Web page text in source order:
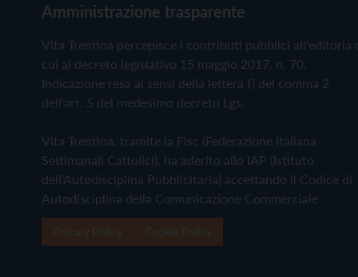
Amministrazione trasparente
Vita Trentina percepisce i contributi pubblici all'editoria
cui al decreto legislativo 15 maggio 2017, n. 70.
Indicazione resa ai sensi della lettera f) del comma 2
dell'art. 5 del medesimo decreto Lgs.
Vita Trentina, tramite la Fisc (Federazione Italiana
Settimanali Cattolici), ha aderito allo IAP (Istituto
dell'Autodisciplina Pubblicitaria) accettando il Codice di
Autodisciplina della Comunicazione Commerciale